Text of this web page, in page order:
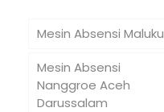
Mesin Absensi Maluku
Mesin Absensi
Nanggroe Aceh
Darussalam